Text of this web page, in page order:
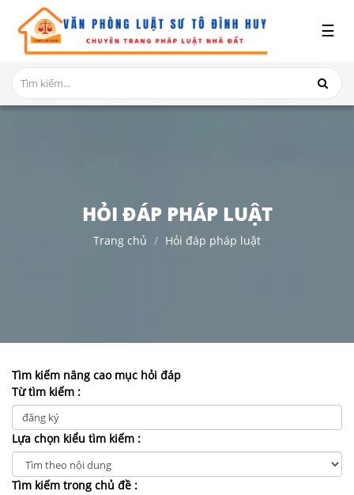
GIỚI
THIỆU
DỊCH
TỤC
ĐẤT
VĂN
BẢN
-
BIỂU
MẪU
☰
HỎI ĐÁP PHÁP LUẬT
Trang chủ Hỏi đáp pháp luật
Tìm kiếm nâng cao mục hỏi đáp
Từ tìm kiếm :
Lựa chọn kiểu tìm kiếm :
Tìm kiếm trong chủ đề :